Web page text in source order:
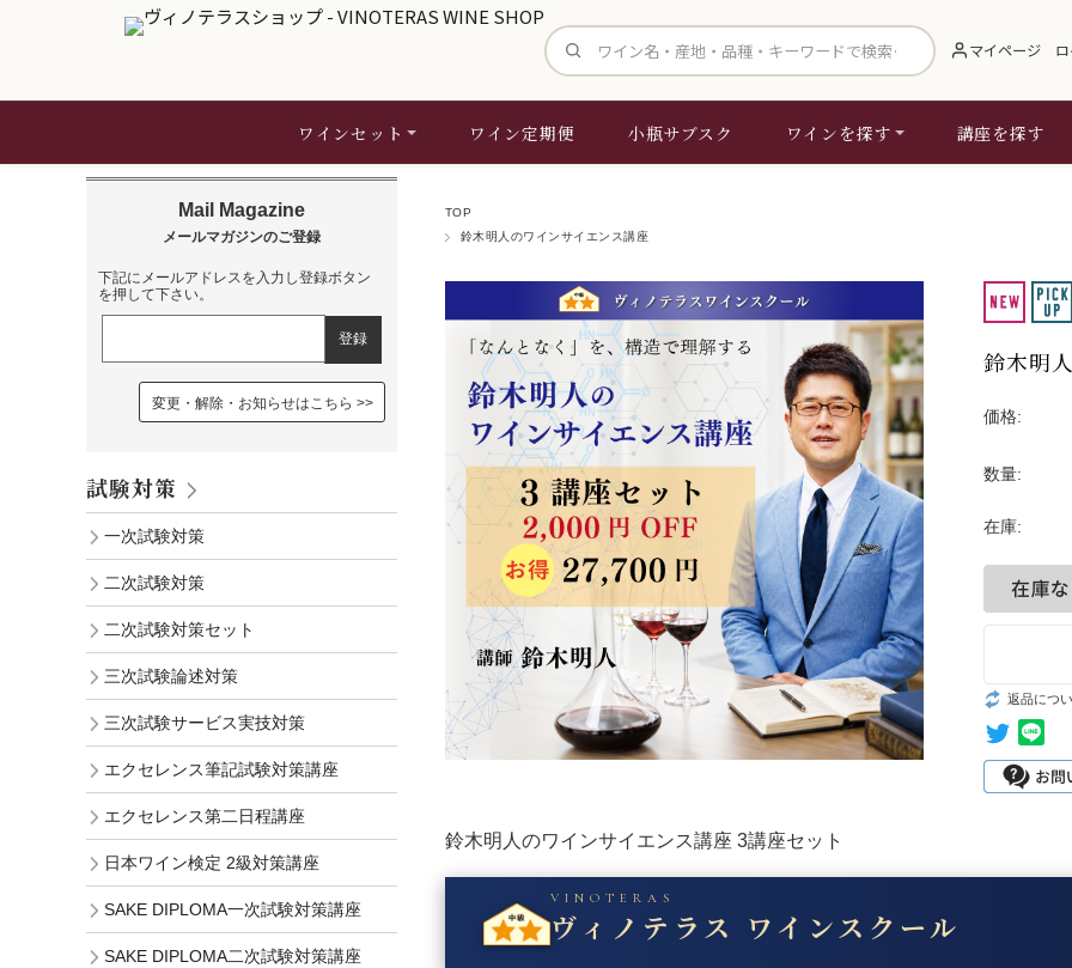
サイト内検索 マイページ
ワインセット ワイン定期便 小瓶サブスク ワインを探す 講座を探す
TOP
鈴木明人のワインサイエンス講座
鈴木明
価格:
数量:
在庫:
返品につ
鈴木明人のワインサイエンス講座 3講座セット
VINOTERAS
ヴィノテラス ワインスクール
下記にメールアドレスを入力し登録ボタン
を押して下さい。
変更・解除・お知らせはこちら
試験対策
一次試験対策
二次試験対策
二次試験対策セット
三次試験論述対策
三次試験サービス実技対策
エクセレンス筆記試験対策講座
エクセレンス第二日程講座
日本ワイン検定 2級対策講座
SAKE DIPLOMA一次試験対策講座
SAKE DIPLOMA二次試験対策講座